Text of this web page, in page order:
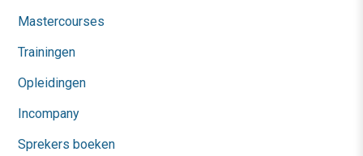
Mastercourses
Trainingen
Opleidingen
Incompany
Sprekers boeken